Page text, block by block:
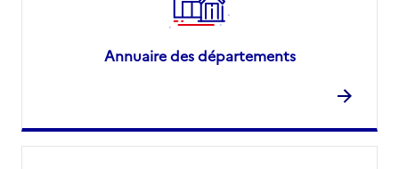
Service autonomie à domicile (aide)
9 boulevard Frédéric Latouche
03 85 86 91 91
Contact
Annuaire des départements